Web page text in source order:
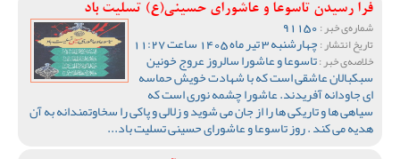
فرا رسیدن تاسوعا و عاشورای حسینی(ع) تسلیت باد
شماره‌ی خبر :
تاریخ انتشار :چهارشنبه 3 تیر ماه 1405 ساعت 11:27
خلاصه‌ی خبر :تاسوعا و عاشورا سالروز عروج خونین
سبکبالان عاشقی است که با شهادت خویش حماسه
ای جاودانه آفریدند. عاشورا چشمه نوری است که
سیاهی ها و تاریکی ها را از جان می شوید و زلالی و پاکی را سخاوتمندانه به آن
هدیه می کند . روز تاسوعا و عاشورای حسینی تسلیت باد...